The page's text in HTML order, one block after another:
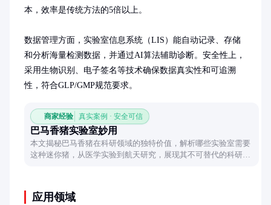
本，效率是传统方法的5倍以上。
数据管理方面，实验室信息系统（LIS）能自动记录、存储
和分析海量检测数据，并通过AI算法辅助诊断。安全性上，
采用生物识别、电子签名等技术确保数据真实性和可追溯
性，符合GLP/GMP规范要求。
商家经验 真实案例 · 安全可信
巴马香猪实验室妙用
本文揭秘巴马香猪在科研领域的独特价值，解析哪些实验室需要
这种迷你猪，从医学实验到航天研究，展现其不可替代的科研优
应用领域